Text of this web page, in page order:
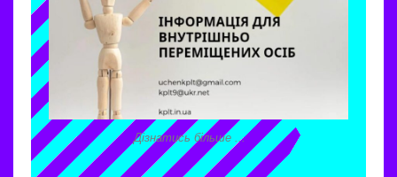
Дізнатись більше ...